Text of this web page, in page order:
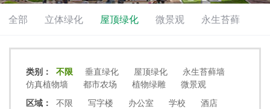
全部 立体绿化 屋顶绿化 微景观 永生苔藓
类别： 不限 垂直绿化 屋顶绿化
永生苔藓墙
仿真植物墙
都市农场 植物绿雕
微景观
区域：
不限 写字楼 办公室 学校
酒店